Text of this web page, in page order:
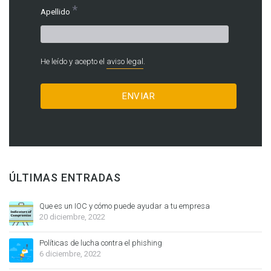
Apellido *
He leído y acepto el aviso legal .
ÚLTIMAS ENTRADAS
Que es un IOC y cómo puede ayudar a tu empresa
20 diciembre, 2022
Políticas de lucha contra el phishing
6 diciembre, 2022